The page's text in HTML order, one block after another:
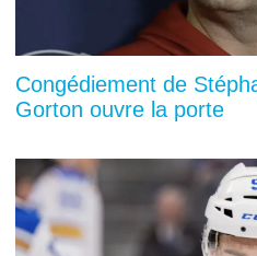
Congédiement de
Gorton ouvre la porte